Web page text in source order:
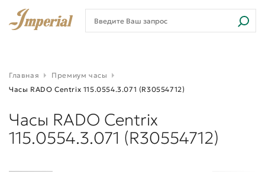
Главная
Премиум часы
Часы RADO Centrix 115.0554.3.071 (R30554712)
Часы RADO Centrix
115.0554.3.071 (R30554712)